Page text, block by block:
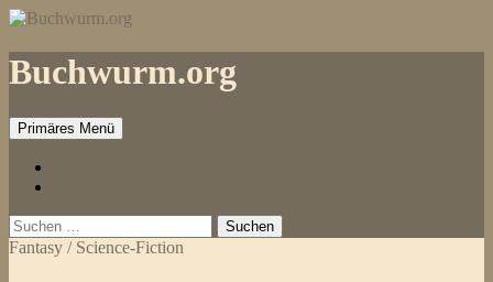
Zum
springen
Buchwurm.org
Primäres Menü
Suchen
nach:
Fantasy / Science-Fiction